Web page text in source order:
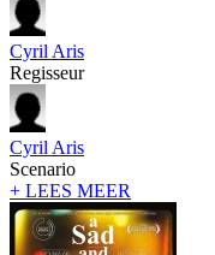
Cyril Aris
Regisseur
Cyril Aris
Scenario
+ LEES MEER